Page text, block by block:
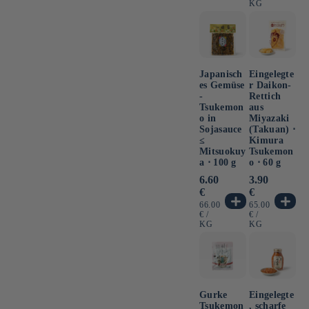
KG
Japanisch
es Gemüse
-
Tsukemon
o in
Sojasauce
≤
Mitsuokuy
a ⋅ 100 g
Normaler
Preis
6.60
€
GRUNDPREIS
66.00
€ /
KG
Eingelegte
r Daikon-
Rettich
aus
Miyazaki
(Takuan) ⋅
Kimura
Tsukemon
o ⋅ 60 g
Normaler
Preis
3.90
€
GRUNDPREIS
65.00
€ /
KG
Gurke
Tsukemon
Eingelegte
, scharfe